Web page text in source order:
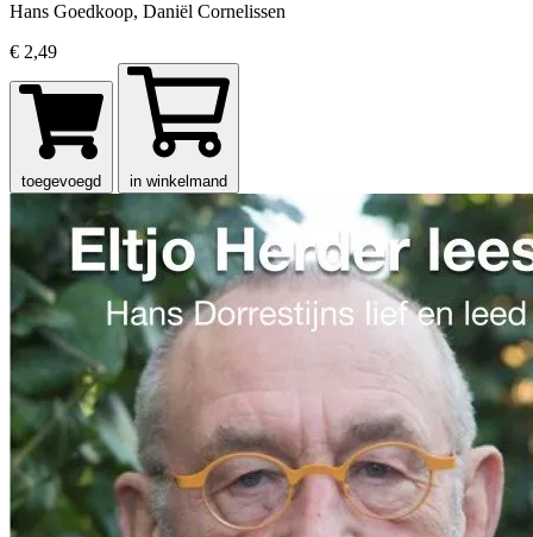
Hans Goedkoop, Daniël Cornelissen
€ 2,49
toegevoegd in winkelmand